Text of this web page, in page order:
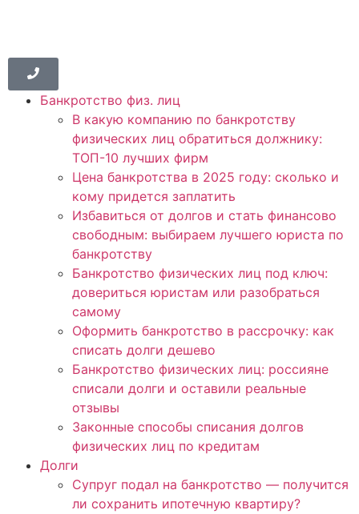
Банкротство физ. лиц
В какую компанию по банкротству
физических лиц обратиться должнику:
ТОП-10 лучших фирм
Цена банкротства в 2025 году: сколько и
кому придется заплатить
Избавиться от долгов и стать финансово
свободным: выбираем лучшего юриста по
банкротству
Банкротство физических лиц под ключ:
довериться юристам или разобраться
самому
Оформить банкротство в рассрочку: как
списать долги дешево
Банкротство физических лиц: россияне
списали долги и оставили реальные
отзывы
Законные способы списания долгов
физических лиц по кредитам
Долги
Супруг подал на банкротство — получится
ли сохранить ипотечную квартиру?